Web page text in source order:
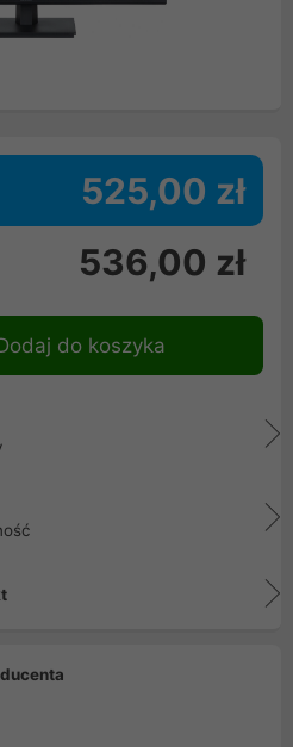
525,00 zł
536,00 zł
do koszyka